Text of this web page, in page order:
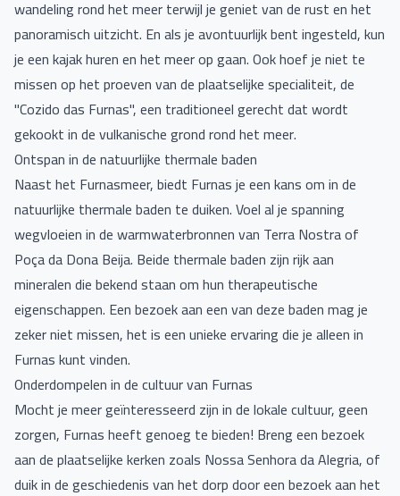
wandeling rond het meer terwijl je geniet van de rust en het
panoramisch uitzicht. En als je avontuurlijk bent ingesteld, kun
je een kajak huren en het meer op gaan. Ook hoef je niet te
missen op het proeven van de plaatselijke specialiteit, de
"Cozido das Furnas", een traditioneel gerecht dat wordt
gekookt in de vulkanische grond rond het meer.
Ontspan in de natuurlijke thermale baden
Naast het Furnasmeer, biedt Furnas je een kans om in de
natuurlijke thermale baden te duiken. Voel al je spanning
wegvloeien in de warmwaterbronnen van Terra Nostra of
Poça da Dona Beija. Beide thermale baden zijn rijk aan
mineralen die bekend staan om hun therapeutische
eigenschappen. Een bezoek aan een van deze baden mag je
zeker niet missen, het is een unieke ervaring die je alleen in
Furnas kunt vinden.
Onderdompelen in de cultuur van Furnas
Mocht je meer geïnteresseerd zijn in de lokale cultuur, geen
zorgen, Furnas heeft genoeg te bieden! Breng een bezoek
aan de plaatselijke kerken zoals Nossa Senhora da Alegria, of
duik in de geschiedenis van het dorp door een bezoek aan het